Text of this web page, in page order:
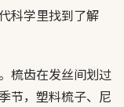
科学里找到了解
梳齿在发丝间划过
节，塑料梳子、尼